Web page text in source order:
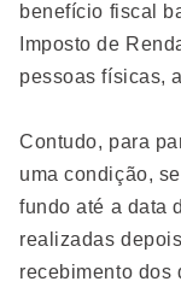
benefício fiscal
Imposto de
pessoas físicas,
Contudo, para
uma condição,
fundo até a data
realizadas
recebimento dos